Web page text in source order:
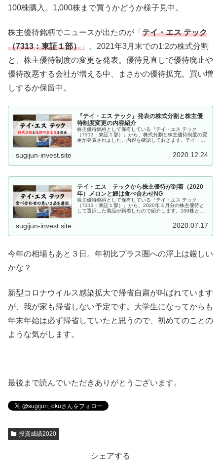
100株購入。1,000株まで買うかどうか様子見中。
株主優待銘柄でニュースが出たのが「 テイ・エス テック
（7313：東証１部） 」。2021年3月末での1:2の株式分割
と、株主優待制度の変更を発表。優待見直しで優待廃止や
優待改悪する会社が増える中、まさかの優待拡充。買い増
しするか保留中。
『テイ・エス テック』発表の株式分割と株主優
待制度変更の内容紹介
株主優待銘柄として保有している『テイ・エス テック
（7313：東証１部）』から、株式分割と株主優待制度の変
更が発表されました。内容を確認しておきます。テイ・エ
sugijun-invest.site 2020.12.24
テイ・エス テックから株主優待が到着（2020
年）メロンと鰻は食べ合わせNG
株主優待銘柄として保有している『テイ・エス テック
（7313：東証１部）』から、2020年３月分の株主優待と
して選択した商品が到着したので紹介します。100株と
sugijun-invest.site 2020.07.17
今年の相場もあと３日。年初比プラス圏への浮上は厳しい
かな？
新型コロナウイルス感染拡大で帰省自粛が叫ばれています
が、我が家も帰省しない予定です。大学生になってからも
年末年始は必ず帰省していたと思うので、初めてのことの
ような気がします。
最後まで読んでいただきありがとうございます。
投資成績2020
シェアする